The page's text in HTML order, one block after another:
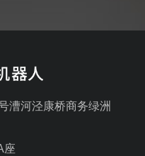
漕河泾康桥商务绿洲
座